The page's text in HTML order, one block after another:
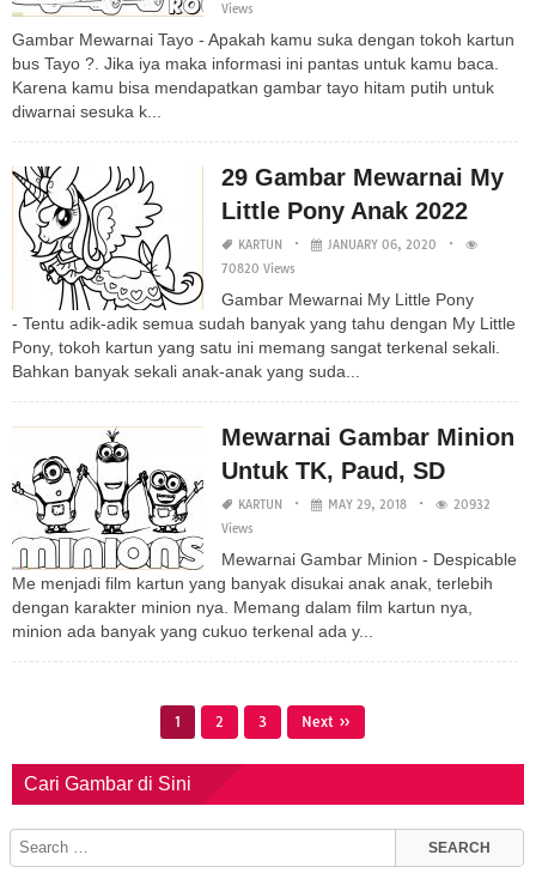
Views
Gambar Mewarnai Tayo - Apakah kamu suka dengan tokoh kartun
bus Tayo ?. Jika iya maka informasi ini pantas untuk kamu baca.
Karena kamu bisa mendapatkan gambar tayo hitam putih untuk
diwarnai sesuka k...
29 Gambar Mewarnai My
Little Pony Anak 2022
KARTUN
JANUARY 06, 2020
70820 Views
Gambar Mewarnai My Little Pony
- Tentu adik-adik semua sudah banyak yang tahu dengan My Little
Pony, tokoh kartun yang satu ini memang sangat terkenal sekali.
Bahkan banyak sekali anak-anak yang suda...
Mewarnai Gambar Minion
Untuk TK, Paud, SD
KARTUN MAY 29, 2018
20932
Views
Mewarnai Gambar Minion - Despicable
Me menjadi film kartun yang banyak disukai anak anak, terlebih
dengan karakter minion nya. Memang dalam film kartun nya,
minion ada banyak yang cukuo terkenal ada y...
1 2 3 Next »
Cari Gambar di Sini